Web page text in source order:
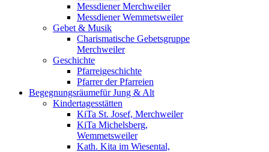
Messdiener Merchweiler
Messdiener Wemmetsweiler
Gebet & Musik
Charismatische Gebetsgruppe
Merchweiler
Geschichte
Pfarreigeschichte
Pfarrer der Pfarreien
Begegnungsräumefür Jung & Alt
Kindertagesstätten
KiTa St. Josef, Merchweiler
KiTa Michelsberg,
Wemmetsweiler
Kath. Kita im Wiesental,